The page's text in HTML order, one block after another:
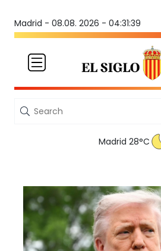
Madrid - 08.08. 2026 - 04:31:39
Madrid 28°C